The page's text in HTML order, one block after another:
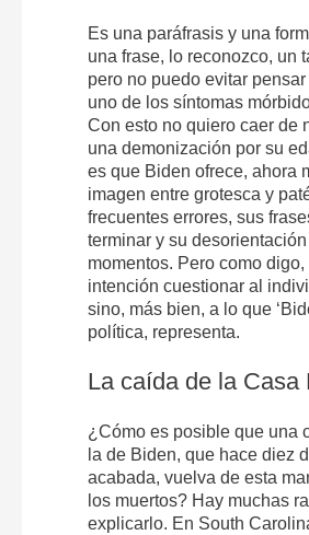
Es una paráfrasis y una
una frase, lo reconozco, un
pero no puedo evitar
uno de los síntomas
Con esto no quiero caer de
una demonización por su
es que Biden ofrece, ahora
imagen entre grotesca y
frecuentes errores, sus
terminar y su
momentos. Pero como digo,
intención cuestionar al
sino, más bien, a lo que
política, representa.
La caída de la Casa
¿Cómo es posible que una
la de Biden, que hace diez
acabada, vuelva de esta
los muertos? Hay muchas
explicarlo. En South